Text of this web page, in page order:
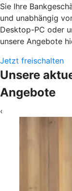
Sie Ihre
und unabhängig
Desktop-PC oder
unsere Angebote
Jetzt freischalten
Unsere
Angebote
‹